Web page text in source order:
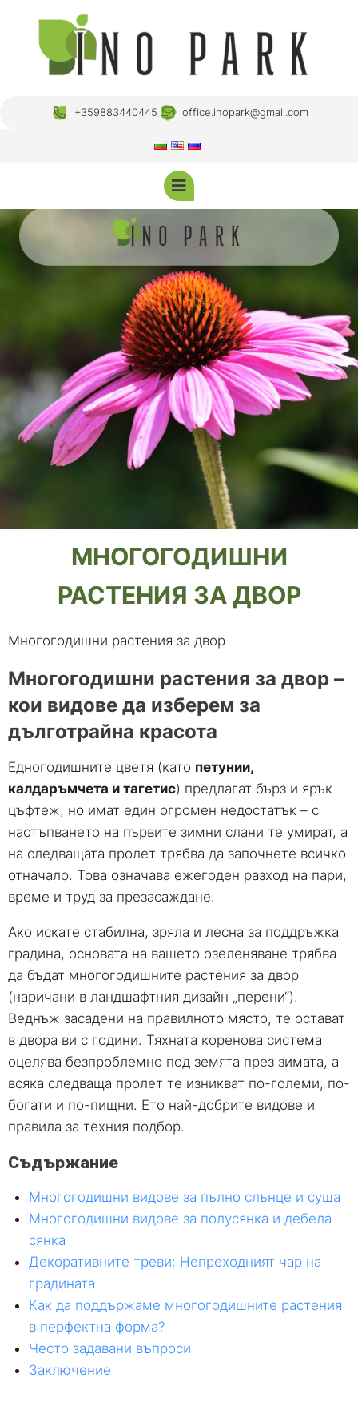
+359883440445 office.inopark@gmail.com
МНОГОГОДИШНИ
РАСТЕНИЯ ЗА ДВОР
Многогодишни растения за двор
Многогодишни растения за двор –
кои видове да изберем за
дълготрайна красота
Едногодишните цветя (като петунии,
калдаръмчета и тагетис) предлагат бърз и ярък
цъфтеж, но имат един огромен недостатък – с
настъпването на първите зимни слани те умират, а
на следващата пролет трябва да започнете всичко
отначало. Това означава ежегоден разход на пари,
време и труд за презасаждане.
Ако искате стабилна, зряла и лесна за поддръжка
градина, основата на вашето озеленяване трябва
да бъдат многогодишните растения за двор
(наричани в ландшафтния дизайн „перени“).
Веднъж засадени на правилното място, те остават
в двора ви с години. Тяхната коренова система
оцелява безпроблемно под земята през зимата, а
всяка следваща пролет те изникват по-големи, по-
богати и по-пищни. Ето най-добрите видове и
правила за техния подбор.
Съдържание
Многогодишни видове за пълно слънце и суша
Многогодишни видове за полусянка и дебела
сянка
Декоративните треви: Непреходният чар на
градината
Как да поддържаме многогодишните растения
в перфектна форма?
Често задавани въпроси
Заключение